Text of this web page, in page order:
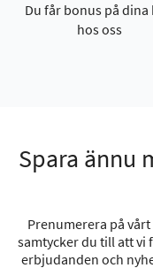
Du får bonus på dina
hos oss
Spara ännu
Prenumerera på
samtycker du till att
erbjudanden och